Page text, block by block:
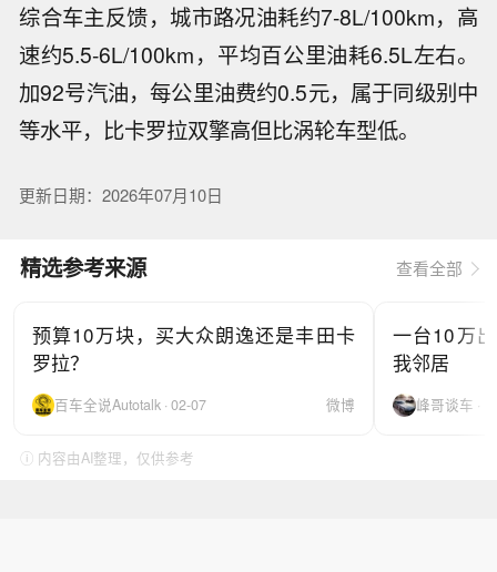
综合车主反馈，城市路况油耗约7-8L/100km，高
速约5.5-6L/100km，平均百公里油耗6.5L左右。
加92号汽油，每公里油费约0.5元，属于同级别中
等水平，比卡罗拉双擎高但比涡轮车型低。
更新日期：2026年07月10日
精选参考来源 查看全部
预算10万块，买大众朗逸还是丰田卡
罗拉？
百车全说Autotalk · 02-07 微博
一台10万
我邻居
峰哥谈车 ·
ⓘ 内容由AI整理，仅供参考